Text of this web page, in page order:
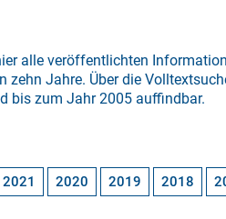
alle veröffentlichten
zehn Jahre. Über die
bis zum Jahr 2005 auffindbar.
2021 2020 2019 2018